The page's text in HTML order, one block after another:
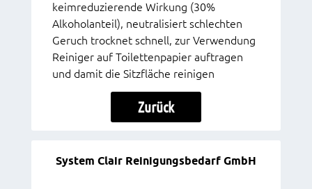
keimreduzierende Wirkung (30%
Alkoholanteil), neutralisiert schlechten
Geruch trocknet schnell, zur Verwendung
Reiniger auf Toilettenpapier auftragen
und damit die Sitzfläche reinigen
Zurück
System Clair Reinigungsbedarf GmbH